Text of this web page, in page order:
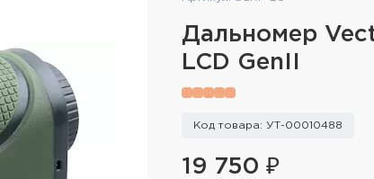
Дальномер
LCD GenII
Код товара: УТ-00010488
19 750 ₽